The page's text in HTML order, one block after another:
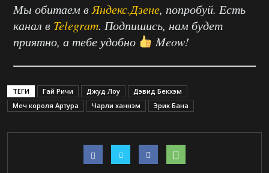
Мы обитаем в Яндекс.Дзене, попробуй. Есть
канал в Telegram. Подпишись, нам будет
приятно, а тебе удобно
Meow!
ТЕГИ Гай Ричи Джуд Лоу
Дэвид Бекхэм
Меч короля Артура
Чарли ханнэм Эрик Бана